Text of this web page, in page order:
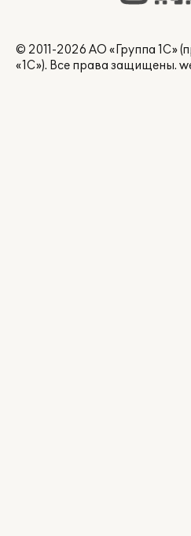
© 2011-2026 АО «Группа 1С»
«1С»). Все права защищены.